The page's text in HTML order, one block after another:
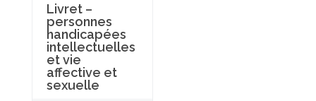
Livret –
personnes
handicapées
intellectuelles
et vie
affective et
sexuelle